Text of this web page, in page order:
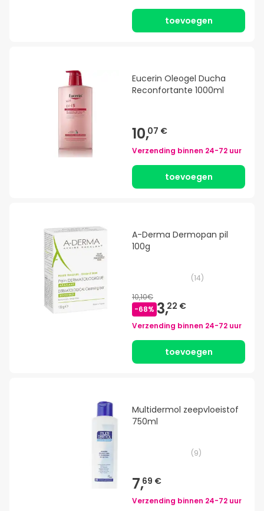
toevoegen
Eucerin Oleogel Ducha
Reconfortante 1000ml
10,07 €
Verzending binnen 24-72 uur
toevoegen
A-Derma Dermopan pil
100g
(14)
10,10€
-68% 3,22 €
Verzending binnen 24-72 uur
toevoegen
Multidermol zeepvloeistof
750ml
(9)
7,69 €
Verzending binnen 24-72 uur